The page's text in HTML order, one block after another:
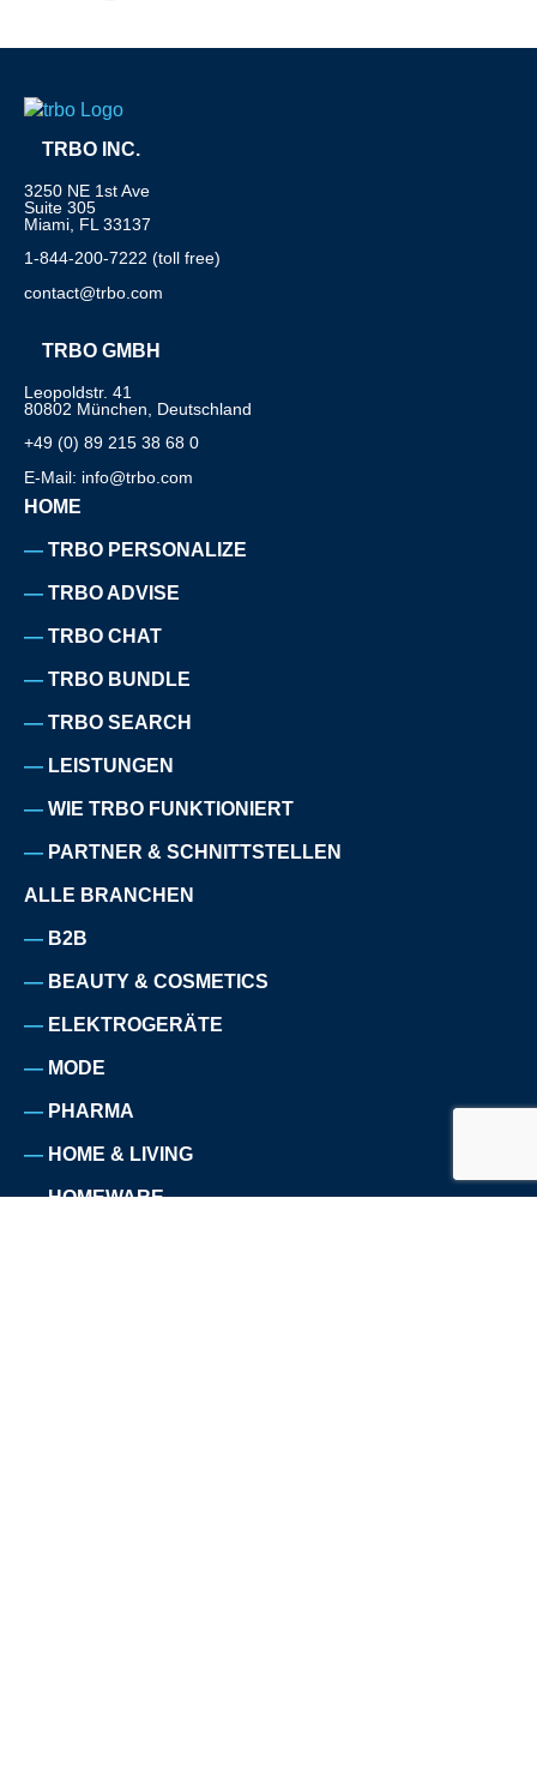
TRBO INC.
3250 NE 1st Ave
Suite 305
Miami, FL 33137
1-844-200-7222 (toll free)
contact@trbo.com
TRBO GMBH
Leopoldstr. 41
80802 München, Deutschland
+49 (0) 89 215 38 68 0
E-Mail: info@trbo.com
HOME
TRBO PERSONALIZE
TRBO ADVISE
TRBO CHAT
TRBO BUNDLE
TRBO SEARCH
LEISTUNGEN
WIE TRBO FUNKTIONIERT
PARTNER & SCHNITTSTELLEN
ALLE BRANCHEN
B2B
BEAUTY & COSMETICS
ELEKTROGERÄTE
MODE
PHARMA
HOME & LIVING
HOMEWARE